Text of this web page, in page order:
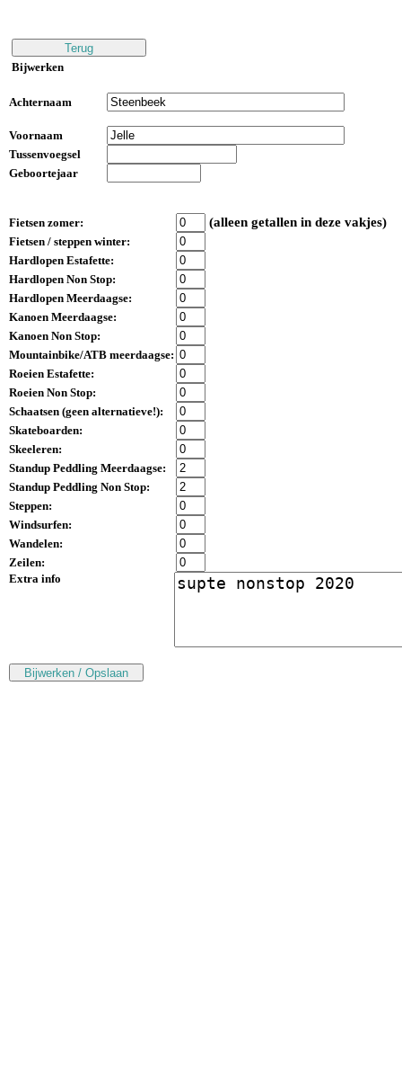
Bijwerken
Achternaam
Voornaam
Tussenvoegsel
Geboortejaar
Fietsen zomer: (alleen getallen in deze vakjes)
Fietsen / steppen winter:
Hardlopen Estafette:
Hardlopen Non Stop:
Hardlopen Meerdaagse:
Kanoen Meerdaagse:
Kanoen Non Stop:
Mountainbike/ATB meerdaagse:
Roeien Estafette:
Roeien Non Stop:
Schaatsen (geen alternatieve!):
Skateboarden:
Skeeleren:
Standup Peddling Meerdaagse:
Standup Peddling Non Stop:
Steppen:
Windsurfen:
Wandelen:
Zeilen:
Extra info